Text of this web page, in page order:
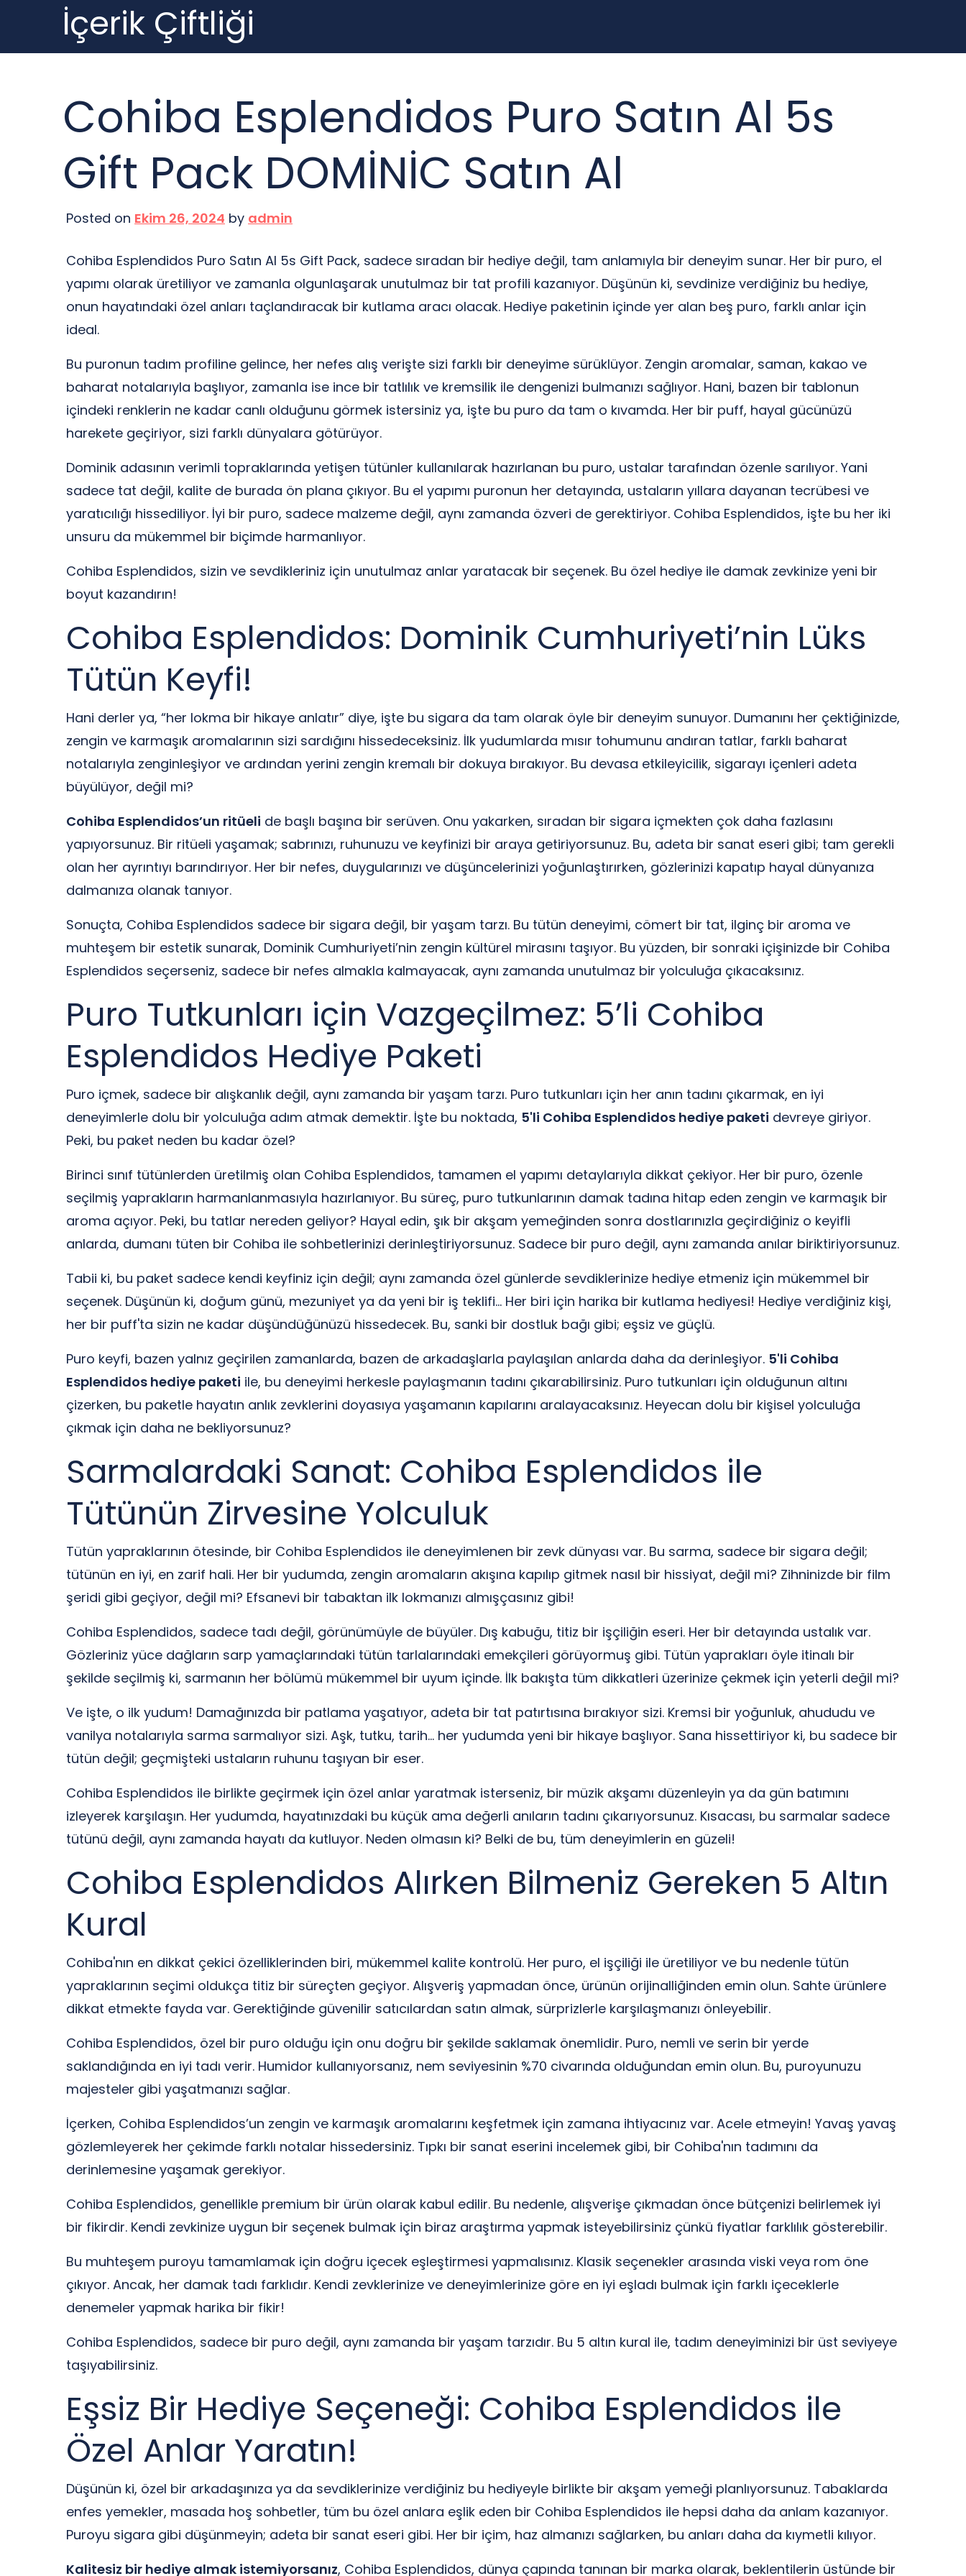
content
İçerik Çiftliği
Cohiba Esplendidos Puro Satın Al 5s
Gift Pack DOMİNİC Satın Al
Posted on Ekim 26, 2024 by admin
Cohiba Esplendidos Puro Satın Al 5s Gift Pack, sadece sıradan bir hediye değil, tam anlamıyla bir deneyim sunar. Her bir puro, el
yapımı olarak üretiliyor ve zamanla olgunlaşarak unutulmaz bir tat profili kazanıyor. Düşünün ki, sevdinize verdiğiniz bu hediye,
onun hayatındaki özel anları taçlandıracak bir kutlama aracı olacak. Hediye paketinin içinde yer alan beş puro, farklı anlar için
ideal.
Bu puronun tadım profiline gelince, her nefes alış verişte sizi farklı bir deneyime sürüklüyor. Zengin aromalar, saman, kakao ve
baharat notalarıyla başlıyor, zamanla ise ince bir tatlılık ve kremsilik ile dengenizi bulmanızı sağlıyor. Hani, bazen bir tablonun
içindeki renklerin ne kadar canlı olduğunu görmek istersiniz ya, işte bu puro da tam o kıvamda. Her bir puff, hayal gücünüzü
harekete geçiriyor, sizi farklı dünyalara götürüyor.
Dominik adasının verimli topraklarında yetişen tütünler kullanılarak hazırlanan bu puro, ustalar tarafından özenle sarılıyor. Yani
sadece tat değil, kalite de burada ön plana çıkıyor. Bu el yapımı puronun her detayında, ustaların yıllara dayanan tecrübesi ve
yaratıcılığı hissediliyor. İyi bir puro, sadece malzeme değil, aynı zamanda özveri de gerektiriyor. Cohiba Esplendidos, işte bu her iki
unsuru da mükemmel bir biçimde harmanlıyor.
Cohiba Esplendidos, sizin ve sevdikleriniz için unutulmaz anlar yaratacak bir seçenek. Bu özel hediye ile damak zevkinize yeni bir
boyut kazandırın!
Cohiba Esplendidos: Dominik Cumhuriyeti’nin Lüks
Tütün Keyfi!
Hani derler ya, “her lokma bir hikaye anlatır” diye, işte bu sigara da tam olarak öyle bir deneyim sunuyor. Dumanını her çektiğinizde,
zengin ve karmaşık aromalarının sizi sardığını hissedeceksiniz. İlk yudumlarda mısır tohumunu andıran tatlar, farklı baharat
notalarıyla zenginleşiyor ve ardından yerini zengin kremalı bir dokuya bırakıyor. Bu devasa etkileyicilik, sigarayı içenleri adeta
büyülüyor, değil mi?
Cohiba Esplendidos’un ritüeli de başlı başına bir serüven. Onu yakarken, sıradan bir sigara içmekten çok daha fazlasını
yapıyorsunuz. Bir ritüeli yaşamak; sabrınızı, ruhunuzu ve keyfinizi bir araya getiriyorsunuz. Bu, adeta bir sanat eseri gibi; tam gerekli
olan her ayrıntıyı barındırıyor. Her bir nefes, duygularınızı ve düşüncelerinizi yoğunlaştırırken, gözlerinizi kapatıp hayal dünyanıza
dalmanıza olanak tanıyor.
Sonuçta, Cohiba Esplendidos sadece bir sigara değil, bir yaşam tarzı. Bu tütün deneyimi, cömert bir tat, ilginç bir aroma ve
muhteşem bir estetik sunarak, Dominik Cumhuriyeti’nin zengin kültürel mirasını taşıyor. Bu yüzden, bir sonraki içişinizde bir Cohiba
Esplendidos seçerseniz, sadece bir nefes almakla kalmayacak, aynı zamanda unutulmaz bir yolculuğa çıkacaksınız.
Puro Tutkunları için Vazgeçilmez: 5’li Cohiba
Esplendidos Hediye Paketi
Puro içmek, sadece bir alışkanlık değil, aynı zamanda bir yaşam tarzı. Puro tutkunları için her anın tadını çıkarmak, en iyi
deneyimlerle dolu bir yolculuğa adım atmak demektir. İşte bu noktada, 5'li Cohiba Esplendidos hediye paketi devreye giriyor.
Peki, bu paket neden bu kadar özel?
Birinci sınıf tütünlerden üretilmiş olan Cohiba Esplendidos, tamamen el yapımı detaylarıyla dikkat çekiyor. Her bir puro, özenle
seçilmiş yaprakların harmanlanmasıyla hazırlanıyor. Bu süreç, puro tutkunlarının damak tadına hitap eden zengin ve karmaşık bir
aroma açıyor. Peki, bu tatlar nereden geliyor? Hayal edin, şık bir akşam yemeğinden sonra dostlarınızla geçirdiğiniz o keyifli
anlarda, dumanı tüten bir Cohiba ile sohbetlerinizi derinleştiriyorsunuz. Sadece bir puro değil, aynı zamanda anılar biriktiriyorsunuz.
Tabii ki, bu paket sadece kendi keyfiniz için değil; aynı zamanda özel günlerde sevdiklerinize hediye etmeniz için mükemmel bir
seçenek. Düşünün ki, doğum günü, mezuniyet ya da yeni bir iş teklifi… Her biri için harika bir kutlama hediyesi! Hediye verdiğiniz kişi,
her bir puff'ta sizin ne kadar düşündüğünüzü hissedecek. Bu, sanki bir dostluk bağı gibi; eşsiz ve güçlü.
Puro keyfi, bazen yalnız geçirilen zamanlarda, bazen de arkadaşlarla paylaşılan anlarda daha da derinleşiyor. 5'li Cohiba
Esplendidos hediye paketi ile, bu deneyimi herkesle paylaşmanın tadını çıkarabilirsiniz. Puro tutkunları için olduğunun altını
çizerken, bu paketle hayatın anlık zevklerini doyasıya yaşamanın kapılarını aralayacaksınız. Heyecan dolu bir kişisel yolculuğa
çıkmak için daha ne bekliyorsunuz?
Sarmalardaki Sanat: Cohiba Esplendidos ile
Tütünün Zirvesine Yolculuk
Tütün yapraklarının ötesinde, bir Cohiba Esplendidos ile deneyimlenen bir zevk dünyası var. Bu sarma, sadece bir sigara değil;
tütünün en iyi, en zarif hali. Her bir yudumda, zengin aromaların akışına kapılıp gitmek nasıl bir hissiyat, değil mi? Zihninizde bir film
şeridi gibi geçiyor, değil mi? Efsanevi bir tabaktan ilk lokmanızı almışçasınız gibi!
Cohiba Esplendidos, sadece tadı değil, görünümüyle de büyüler. Dış kabuğu, titiz bir işçiliğin eseri. Her bir detayında ustalık var.
Gözleriniz yüce dağların sarp yamaçlarındaki tütün tarlalarındaki emekçileri görüyormuş gibi. Tütün yaprakları öyle itinalı bir
şekilde seçilmiş ki, sarmanın her bölümü mükemmel bir uyum içinde. İlk bakışta tüm dikkatleri üzerinize çekmek için yeterli değil mi?
Ve işte, o ilk yudum! Damağınızda bir patlama yaşatıyor, adeta bir tat patırtısına bırakıyor sizi. Kremsi bir yoğunluk, ahududu ve
vanilya notalarıyla sarma sarmalıyor sizi. Aşk, tutku, tarih… her yudumda yeni bir hikaye başlıyor. Sana hissettiriyor ki, bu sadece bir
tütün değil; geçmişteki ustaların ruhunu taşıyan bir eser.
Cohiba Esplendidos ile birlikte geçirmek için özel anlar yaratmak isterseniz, bir müzik akşamı düzenleyin ya da gün batımını
izleyerek karşılaşın. Her yudumda, hayatınızdaki bu küçük ama değerli anıların tadını çıkarıyorsunuz. Kısacası, bu sarmalar sadece
tütünü değil, aynı zamanda hayatı da kutluyor. Neden olmasın ki? Belki de bu, tüm deneyimlerin en güzeli!
Cohiba Esplendidos Alırken Bilmeniz Gereken 5 Altın
Kural
Cohiba'nın en dikkat çekici özelliklerinden biri, mükemmel kalite kontrolü. Her puro, el işçiliği ile üretiliyor ve bu nedenle tütün
yapraklarının seçimi oldukça titiz bir süreçten geçiyor. Alışveriş yapmadan önce, ürünün orijinalliğinden emin olun. Sahte ürünlere
dikkat etmekte fayda var. Gerektiğinde güvenilir satıcılardan satın almak, sürprizlerle karşılaşmanızı önleyebilir.
Cohiba Esplendidos, özel bir puro olduğu için onu doğru bir şekilde saklamak önemlidir. Puro, nemli ve serin bir yerde
saklandığında en iyi tadı verir. Humidor kullanıyorsanız, nem seviyesinin %70 civarında olduğundan emin olun. Bu, puroyunuzu
majesteler gibi yaşatmanızı sağlar.
İçerken, Cohiba Esplendidos’un zengin ve karmaşık aromalarını keşfetmek için zamana ihtiyacınız var. Acele etmeyin! Yavaş yavaş
gözlemleyerek her çekimde farklı notalar hissedersiniz. Tıpkı bir sanat eserini incelemek gibi, bir Cohiba'nın tadımını da
derinlemesine yaşamak gerekiyor.
Cohiba Esplendidos, genellikle premium bir ürün olarak kabul edilir. Bu nedenle, alışverişe çıkmadan önce bütçenizi belirlemek iyi
bir fikirdir. Kendi zevkinize uygun bir seçenek bulmak için biraz araştırma yapmak isteyebilirsiniz çünkü fiyatlar farklılık gösterebilir.
Bu muhteşem puroyu tamamlamak için doğru içecek eşleştirmesi yapmalısınız. Klasik seçenekler arasında viski veya rom öne
çıkıyor. Ancak, her damak tadı farklıdır. Kendi zevklerinize ve deneyimlerinize göre en iyi eşladı bulmak için farklı içeceklerle
denemeler yapmak harika bir fikir!
Cohiba Esplendidos, sadece bir puro değil, aynı zamanda bir yaşam tarzıdır. Bu 5 altın kural ile, tadım deneyiminizi bir üst seviyeye
taşıyabilirsiniz.
Eşsiz Bir Hediye Seçeneği: Cohiba Esplendidos ile
Özel Anlar Yaratın!
Düşünün ki, özel bir arkadaşınıza ya da sevdiklerinize verdiğiniz bu hediyeyle birlikte bir akşam yemeği planlıyorsunuz. Tabaklarda
enfes yemekler, masada hoş sohbetler, tüm bu özel anlara eşlik eden bir Cohiba Esplendidos ile hepsi daha da anlam kazanıyor.
Puroyu sigara gibi düşünmeyin; adeta bir sanat eseri gibi. Her bir içim, haz almanızı sağlarken, bu anları daha da kıymetli kılıyor.
Kalitesiz bir hediye almak istemiyorsanız, Cohiba Esplendidos, dünya çapında tanınan bir marka olarak, beklentilerin üstünde bir